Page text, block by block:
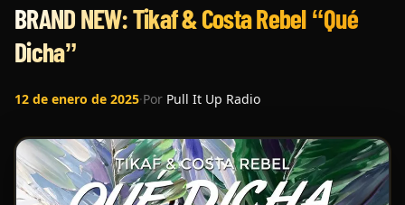
BRAND NEW: Tikaf & Costa Rebel “Qué
Dicha”
12 de enero de 2025·Por Pull It Up Radio